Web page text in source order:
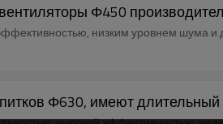
Φ450
низким уровнем шума
Φ630, имеют